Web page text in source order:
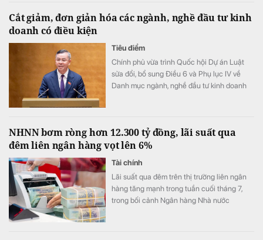
Cắt giảm, đơn giản hóa các ngành, nghề đầu tư kinh
doanh có điều kiện
Tiêu điểm
Chính phủ vừa trình Quốc hội Dự án Luật
sửa đổi, bổ sung Điều 6 và Phụ lục IV về
Danh mục ngành, nghề đầu tư kinh doanh
minh bạch.
NHNN bơm ròng hơn 12.300 tỷ đồng, lãi suất qua
đêm liên ngân hàng vọt lên 6%
Tài chính
Lãi suất qua đêm trên thị trường liên ngân
hàng tăng mạnh trong tuần cuối tháng 7,
trong bối cảnh Ngân hàng Nhà nước